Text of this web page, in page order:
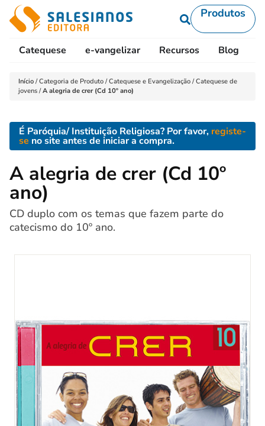
Produtos
Catequese e-vangelizar Recursos Blog
Início /Categoria de Produto /Catequese e Evangelização /Catequese de
jovens /A alegria de crer (Cd 10º ano)
É Paróquia/ Instituição Religiosa? Por favor, registe-
se no site antes de iniciar a compra.
A alegria de crer (Cd 10º
ano)
CD duplo com os temas que fazem parte do
catecismo do 10º ano.